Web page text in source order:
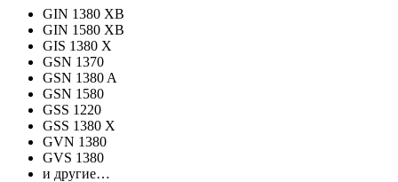
GIN 1380 XB
GIN 1580 XB
GIS 1380 X
GSN 1370
GSN 1380 A
GSN 1580
GSS 1220
GSS 1380 X
GVN 1380
GVS 1380
и другие…